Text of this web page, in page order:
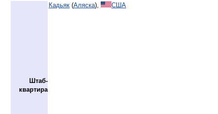
Штаб-
квартира
Кадьяк (Аляска), США